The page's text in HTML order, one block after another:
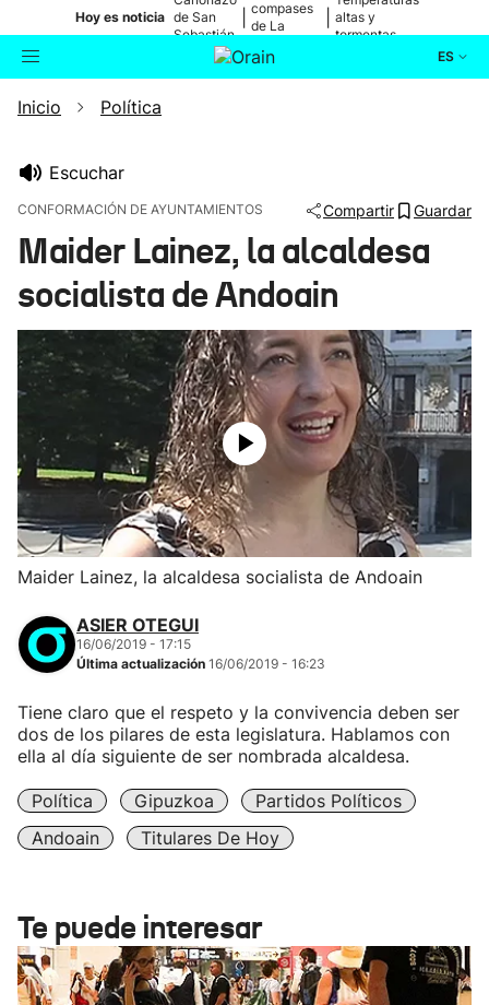
Hoy es noticia de San
Sebastián
compases
de La
altas y
tormentas
ES
Buscador
Ikusmiran
Eguraldia
Inicio Política
Escuchar
CONFORMACIÓN DE AYUNTAMIENTOS Compartir Guardar
Maider Lainez, la alcaldesa
socialista de Andoain
Maider Lainez, la alcaldesa socialista de Andoain
ASIER OTEGUI
16/06/2019 - 17:15
Última actualización 16/06/2019 - 16:23
Tiene claro que el respeto y la convivencia deben ser
dos de los pilares de esta legislatura. Hablamos con
ella al día siguiente de ser nombrada alcaldesa.
Política Gipuzkoa
Partidos Políticos
Andoain
Titulares De Hoy
Te puede interesar